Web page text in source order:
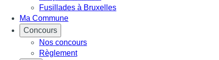
Fusillades à Bruxelles
Ma Commune
Concours
Nos concours
Règlement